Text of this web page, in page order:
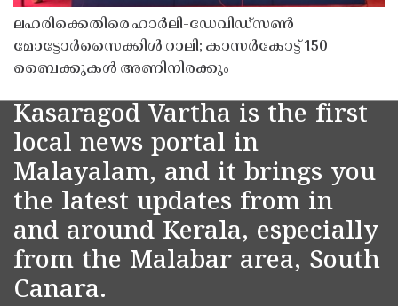
ലഹരിക്കെതിരെ ഹാർലി-ഡേവിഡ്‌സൺ
മോട്ടോർസൈക്കിൾ റാലി; കാസർകോട്ട് 150
ബൈക്കുകൾ അണിനിരക്കും
Kasaragod Vartha is the first
local news portal in
Malayalam, and it brings you
the latest updates from in
and around Kerala, especially
from the Malabar area, South
Canara.